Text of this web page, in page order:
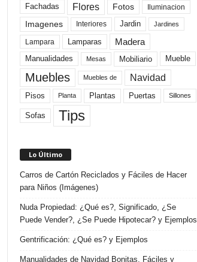
Fachadas Flores Fotos Iluminacion
Imagenes Interiores Jardin Jardines
Lampara Lamparas Madera
Manualidades Mesas Mobiliario Mueble
Muebles Muebles de Navidad
Pisos Planta Plantas Puertas Sillones
Sofas Tips
Lo Último
Carros de Cartón Reciclados y Fáciles de Hacer
para Niños (Imágenes)
Nuda Propiedad: ¿Qué es?, Significado, ¿Se
Puede Vender?, ¿Se Puede Hipotecar? y Ejemplos
Gentrificación: ¿Qué es? y Ejemplos
Manualidades de Navidad Bonitas, Fáciles y